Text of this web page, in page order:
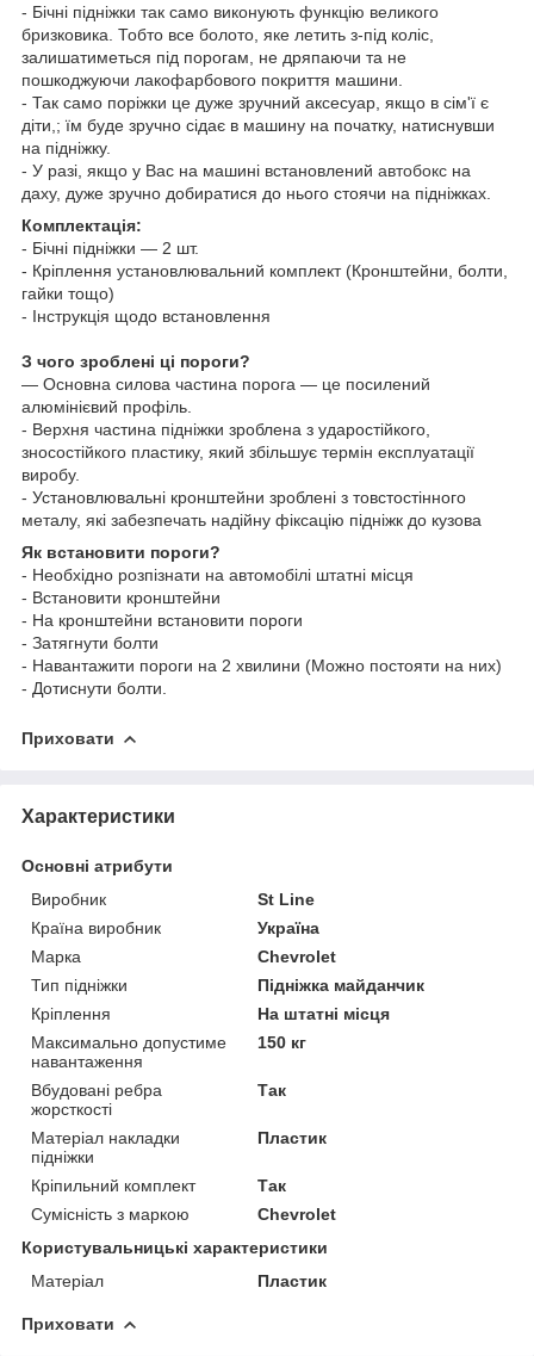
- Бічні підніжки так само виконують функцію великого
бризковика. Тобто все болото, яке летить з-під коліс,
залишатиметься під порогам, не дряпаючи та не
пошкоджуючи лакофарбового покриття машини.
- Так само поріжки це дуже зручний аксесуар, якщо в сім'ї є
діти,; їм буде зручно сідає в машину на початку, натиснувши
на підніжку.
- У разі, якщо у Вас на машині встановлений автобокс на
даху, дуже зручно добиратися до нього стоячи на підніжках.
Комплектація:
- Бічні підніжки — 2 шт.
- Кріплення установлювальний комплект (Кронштейни, болти,
гайки тощо)
- Інструкція щодо встановлення
З чого зроблені ці пороги?
— Основна силова частина порога — це посилений
алюмінієвий профіль.
- Верхня частина підніжки зроблена з ударостійкого,
зносостійкого пластику, який збільшує термін експлуатації
виробу.
- Установлювальні кронштейни зроблені з товстостінного
металу, які забезпечать надійну фіксацію підніжк до кузова
Як встановити пороги?
- Необхідно розпізнати на автомобілі штатні місця
- Встановити кронштейни
- На кронштейни встановити пороги
- Затягнути болти
- Навантажити пороги на 2 хвилини (Можно постояти на них)
- Дотиснути болти.
Приховати
Характеристики
Основні атрибути
Виробник
St Line
Країна виробник
Україна
Марка
Chevrolet
Тип підніжки
Підніжка майданчик
Кріплення
На штатні місця
Максимально допустиме
навантаження
150 кг
Вбудовані ребра
жорсткості
Так
Матеріал накладки
підніжки
Пластик
Кріпильний комплект
Так
Сумісність з маркою
Chevrolet
Користувальницькі характеристики
Матеріал
Пластик
Приховати